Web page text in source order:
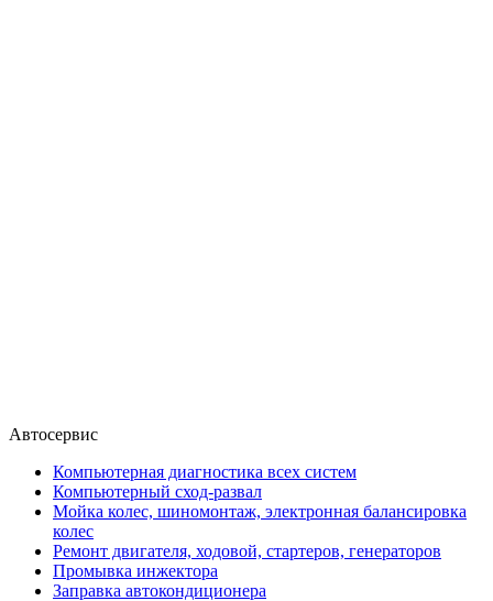
Автосервис
Компьютерная диагностика всех систем
Компьютерный сход-развал
Мойка колес, шиномонтаж, электронная балансировка
колес
Ремонт двигателя, ходовой, стартеров, генераторов
Промывка инжектора
Заправка автокондиционера